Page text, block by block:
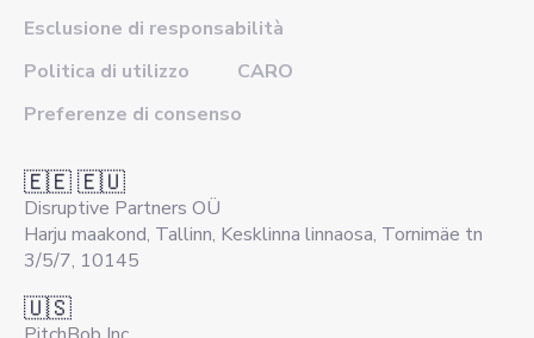
Esclusione di responsabilità
Politica di utilizzo
CARO
Preferenze di consenso
🇪🇪 🇪🇺
Disruptive Partners OÜ
Harju maakond, Tallinn, Kesklinna linnaosa, Tornimäe tn
3/5/7, 10145
🇺🇸